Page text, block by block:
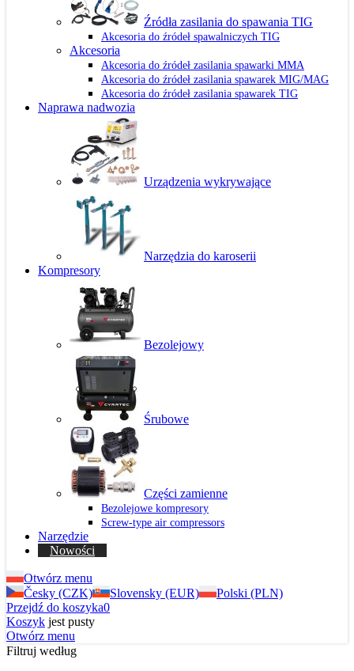
Źródła zasilania do spawania TIG
Akcesoria do źródeł spawalniczych TIG
Akcesoria
Akcesoria do źródeł zasilania spawarki MMA
Akcesoria do źródeł zasilania spawarek MIG/MAG
Akcesoria do źródeł zasilania spawarek TIG
Naprawa nadwozia
Urządzenia wykrywające
Narzędzia do karoserii
Kompresory
Bezolejowy
Śrubowe
Części zamienne
Bezolejowe kompresory
Screw-type air compressors
Narzędzie
Nowości
Otwórz menu
Česky (CZK)
Slovensky (EUR)
Polski (PLN)
Przejdź do koszyka0
Koszyk jest pusty
Otwórz menu
Filtruj według